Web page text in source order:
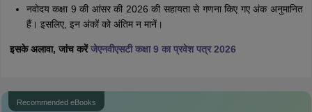
नवोदय कक्षा 9 की आंसर की 2026 की सहायता से गणना किए गए अंक अनुमानित
हैं। इसलिए, इन अंकों को अंतिम न मानें।
इसके अलावा, जांच करेंजेएनवीएसटी कक्षा 9 का प्रवेश पत्र 2026
Recommended eBooks